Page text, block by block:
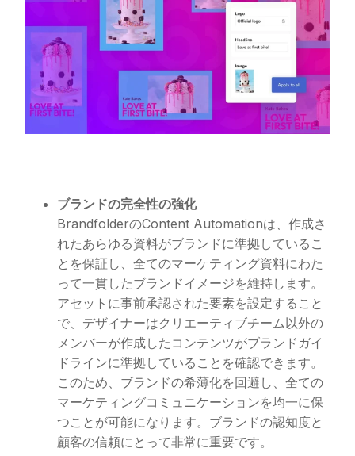
ブランドの完全性の強化
BrandfolderのContent Automationは、作成さ
れたあらゆる資料がブランドに準拠しているこ
とを保証し、全てのマーケティング資料にわた
って一貫したブランドイメージを維持します。
アセットに事前承認された要素を設定すること
で、デザイナーはクリエーティブチーム以外の
メンバーが作成したコンテンツがブランドガイ
ドラインに準拠していることを確認できます。
このため、ブランドの希薄化を回避し、全ての
マーケティングコミュニケーションを均一に保
つことが可能になります。ブランドの認知度と
顧客の信頼にとって非常に重要です。